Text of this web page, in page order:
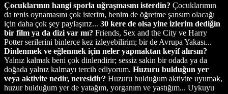
Çocuklarının hangi sporla uğraşmasını isterdin? Çocuklarımın
da tenis oynamasını çok isterim, benim de öğretme şansım olacağı
için daha çok şey paylaşırız... 30 kere de olsa yine izlerim dediğin
bir film ya da dizi var mı? Friends, Sex and the City ve Harry
Potter serilerini binlerce kez izleyebilirim; bir de Avrupa Yakası...
Dinlenmek ve eğlenmek için neler yapmaktan keyif alırsın?
Yalnız kalmak beni çok dinlendirir; sessiz sakin bir odada ya da
doğada yalnız kalmayı tercih ediyorum. Huzuru bulduğun yer
veya aktivite nedir, neresidir? Huzuru bulduğum aktivite uyumak,
huzur bulduğum yer de yatağım, yorganım ve yastığım... Uykuyu